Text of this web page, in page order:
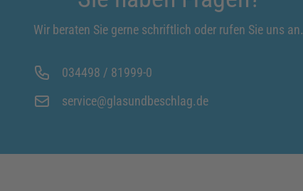
Wir beraten Sie gerne schriftlich oder rufen Sie uns an.
034498 / 81999-0
service@glasundbeschlag.de